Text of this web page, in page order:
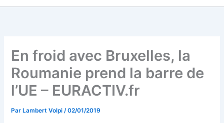
En froid avec Bruxelles, la
Roumanie prend la barre de
l’UE – EURACTIV.fr
Par Lambert Volpi/02/01/2019